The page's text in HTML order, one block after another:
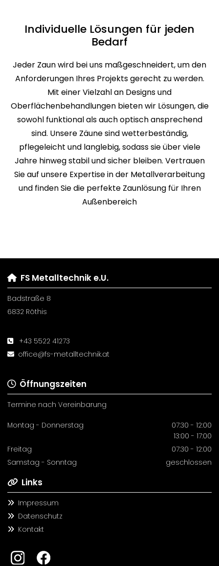
Individuelle Lösungen für jeden
Bedarf
Jeder Zaun wird bei uns maßgeschneidert, um den
Anforderungen Ihres Projekts gerecht zu werden.
Mit einer Vielzahl an Designs und
Oberflächenbehandlungen bieten wir Lösungen, die
sowohl funktional als auch optisch ansprechend
sind. Unsere Zäune sind wetterbeständig,
pflegeleicht und langlebig, sodass sie über viele
Jahre hinweg stabil und sicher bleiben. Vertrauen
Sie auf unsere Expertise in der Metallverarbeitung
und finden Sie die perfekte Zaunlösung für Ihren
Außenbereich
 FS Metalltechnik e.U.
Badstraße 8
6832 Röthis
 +43 5522 41273
 office@fs-metalltechnik.at
Öffnungszeiten
Termine nach Vereinbarung
Montag - Donnerstag
07:30 - 12:00
13:00 - 17:00
Freitag
07:30 - 12:00
Samstag - Sonntag
geschlossen
 Links
 Impressum
 Datenschutz
 Kontakt